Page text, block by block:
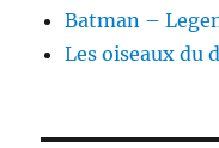
Batman –
Les oiseaux du